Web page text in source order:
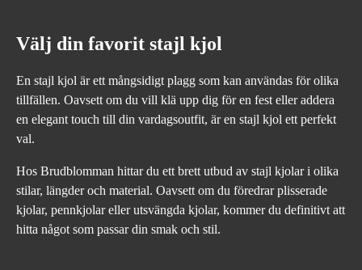
Välj din favorit stajl kjol
En stajl kjol är ett mångsidigt plagg som kan användas för olika
tillfällen. Oavsett om du vill klä upp dig för en fest eller addera
en elegant touch till din vardagsoutfit, är en stajl kjol ett perfekt
val.
Hos Brudblomman hittar du ett brett utbud av stajl kjolar i olika
stilar, längder och material. Oavsett om du föredrar plisserade
kjolar, pennkjolar eller utsvängda kjolar, kommer du definitivt att
hitta något som passar din smak och stil.